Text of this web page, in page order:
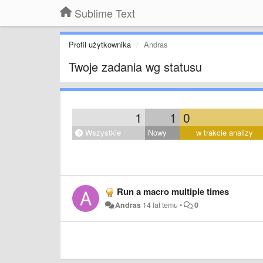
Sublime Text
Profil użytkownika Andras
Twoje zadania wg statusu
1 1 0
Wszystkie Nowy w trakcie analizy
Run a macro multiple times
Andras 14 lat temu • 0